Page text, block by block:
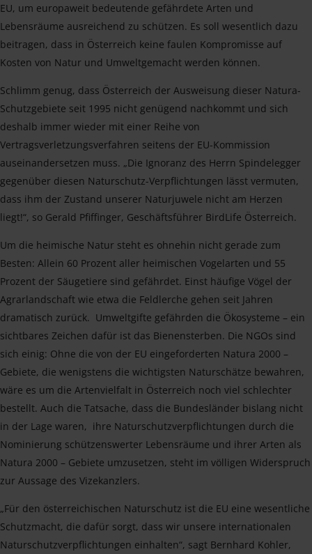
EU, um europaweit bedeutende gefährdete Arten und
Lebensräume ausreichend zu schützen. Es soll wesentlich dazu
beitragen, dass in Österreich keine faulen Kompromisse auf
Kosten von Natur und Umweltgemacht werden können.
Schlimm genug, dass Österreich der Ausweisung dieser Natura-
Schutzgebiete seit 1995 nicht genügend nachkommt und sich
deshalb immer wieder mit einer Reihe von
Vertragsverletzungsverfahren seitens der EU-Kommission
auseinandersetzen muss. „Die Ignoranz des Herrn Spindelegger
gegenüber diesen Naturschutz-Verpflichtungen lässt vermuten,
dass ihm der Zustand unserer Naturjuwele nicht am Herzen
liegt!“, so Gerald Pfiffinger, Geschäftsführer BirdLife Österreich.
Um die heimische Natur steht es ohnehin nicht gerade zum
Besten: Allein 60 Prozent aller heimischen Vogelarten und 55
Prozent der Säugetiere sind gefährdet. Einst häufige Vögel der
Agrarlandschaft wie etwa die Feldlerche gehen seit Jahren
dramatisch zurück. Umweltgifte gefährden die Ökosysteme – ein
sichtbares Zeichen dafür ist das Bienensterben. Die NGOs sind
sich einig: Ohne die von der EU eingeforderten Natura 2000 –
Gebiete, die wenigstens die wichtigsten Naturschätze bewahren,
wäre es um die Artenvielfalt in Österreich noch viel schlechter
bestellt. Auch die Tatsache, dass die Bundesländer bislang nicht
in der Lage waren, ihre Naturschutzverpflichtungen durch die
Nominierung schützenswerter Lebensräume und ihrer Arten als
Natura 2000 – Gebiete umzusetzen, steht im völligen Widerspruch
zur Aussage des Vizekanzlers.
„Für den österreichischen Naturschutz ist die EU eine wesentliche
Schutzmacht, die dafür sorgt, dass wir unsere internationalen
Naturschutzverpflichtungen einhalten“, sagt Bernhard Kohler,